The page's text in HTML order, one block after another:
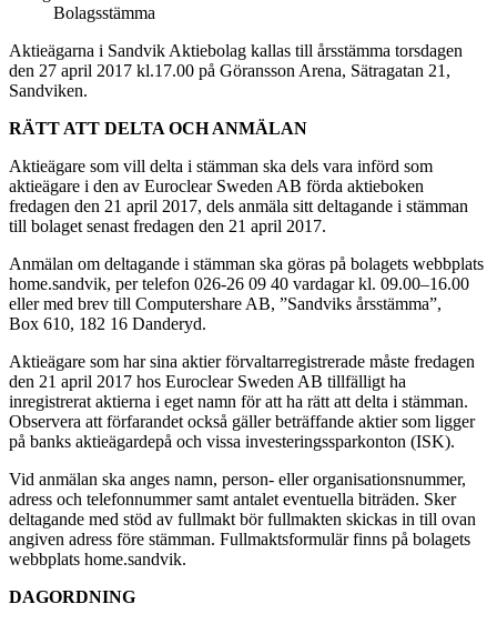
Bolagsstämma
Aktieägarna i Sandvik Aktiebolag kallas till årsstämma torsdagen
den 27 april 2017 kl.17.00 på Göransson Arena, Sätragatan 21,
Sandviken.
RÄTT ATT DELTA OCH ANMÄLAN
Aktieägare som vill delta i stämman ska dels vara införd som
aktieägare i den av Euroclear Sweden AB förda aktieboken
fredagen den 21 april 2017, dels anmäla sitt deltagande i stämman
till bolaget senast fredagen den 21 april 2017.
Anmälan om deltagande i stämman ska göras på bolagets webbplats
home.sandvik, per telefon 026­-26 09 40 vardagar kl. 09.00–16.00
eller med brev till Computershare AB, ”Sandviks årsstämma”,
Box 610, 182 16 Danderyd.
Aktieägare som har sina aktier förvaltar­registrerade måste fredagen
den 21 april 2017 hos Euroclear Sweden AB tillfälligt ha
inregistrerat aktierna i eget namn för att ha rätt att delta i stämman.
Observera att förfarandet också gäller beträffande aktier som ligger
på banks aktieägardepå och vissa investerings­sparkonton (ISK).
Vid anmälan ska anges namn, person- eller organisationsnummer,
adress och telefon­nummer samt antalet eventuella biträden. Sker
deltagande med stöd av fullmakt bör fullmakten skickas in till ovan
angiven adress före stämman. Fullmaktsformulär finns på bolagets
webbplats home.sandvik.
DAGORDNING